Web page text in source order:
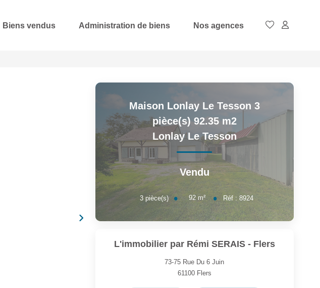
Biens vendus Administration de biens Nos agences
Maison Lonlay Le Tesson 3
pièce(s) 92.35 m2
Lonlay Le Tesson
Vendu
3 pièce(s) 92 m² Réf : 8924
L'immobilier par Rémi SERAIS - Flers
73-75 Rue Du 6 Juin
61100 Flers